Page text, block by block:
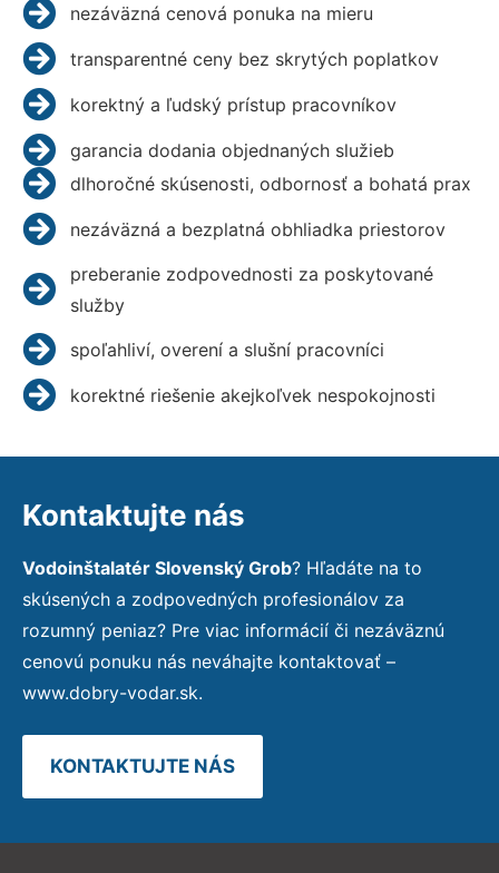
nezáväzná cenová ponuka na mieru
transparentné ceny bez skrytých poplatkov
korektný a ľudský prístup pracovníkov
garancia dodania objednaných služieb
dlhoročné skúsenosti, odbornosť a bohatá prax
nezáväzná a bezplatná obhliadka priestorov
preberanie zodpovednosti za poskytované
služby
spoľahliví, overení a slušní pracovníci
korektné riešenie akejkoľvek nespokojnosti
Kontaktujte nás
Vodoinštalatér Slovenský Grob? Hľadáte na to
skúsených a zodpovedných profesionálov za
rozumný peniaz? Pre viac informácií či nezáväznú
cenovú ponuku nás neváhajte kontaktovať –
www.dobry-vodar.sk.
KONTAKTUJTE NÁS